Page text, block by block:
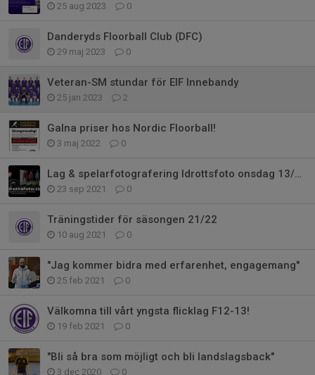
25 aug 2023 0
Danderyds Floorball Club (DFC)
29 maj 2023 0
Veteran-SM stundar för EIF Innebandy
25 jan 2023 2
Galna priser hos Nordic Floorball!
3 maj 2022 0
Lag & spelarfotografering Idrottsfoto onsdag 13/10
23 sep 2021 0
Träningstider för säsongen 21/22
10 aug 2021 0
"Jag kommer bidra med erfarenhet, engagemang"
25 feb 2021 0
Välkomna till vårt yngsta flicklag F12-13!
19 feb 2021 0
"Bli så bra som möjligt och bli landslagsback"
3 dec 2020 0